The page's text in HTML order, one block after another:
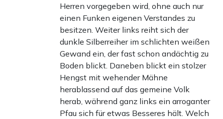
Herren vorgegeben wird, ohne auch nur
einen Funken eigenen Verstandes zu
besitzen. Weiter links reiht sich der
dunkle Silberreiher im schlichten weißen
Gewand ein, der fast schon andächtig zu
Boden blickt. Daneben blickt ein stolzer
Hengst mit wehender Mähne
herablassend auf das gemeine Volk
herab, während ganz links ein arroganter
Pfau sich für etwas Besseres hält. Welch